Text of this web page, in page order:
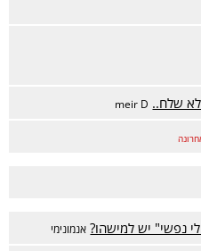
שלח.. meir D
נפשי" יש למישהו? אנמונימי